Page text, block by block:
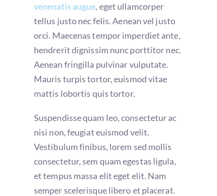
venenatis augue, eget ullamcorper
tellus justo nec felis. Aenean vel justo
orci. Maecenas tempor imperdiet ante,
hendrerit dignissim nunc porttitor nec.
Aenean fringilla pulvinar vulputate.
Mauris turpis tortor, euismod vitae
mattis lobortis quis tortor.
Suspendisse quam leo, consectetur ac
nisi non, feugiat euismod velit.
Vestibulum finibus, lorem sed mollis
consectetur, sem quam egestas ligula,
et tempus massa elit eget elit. Nam
semper scelerisque libero et placerat.